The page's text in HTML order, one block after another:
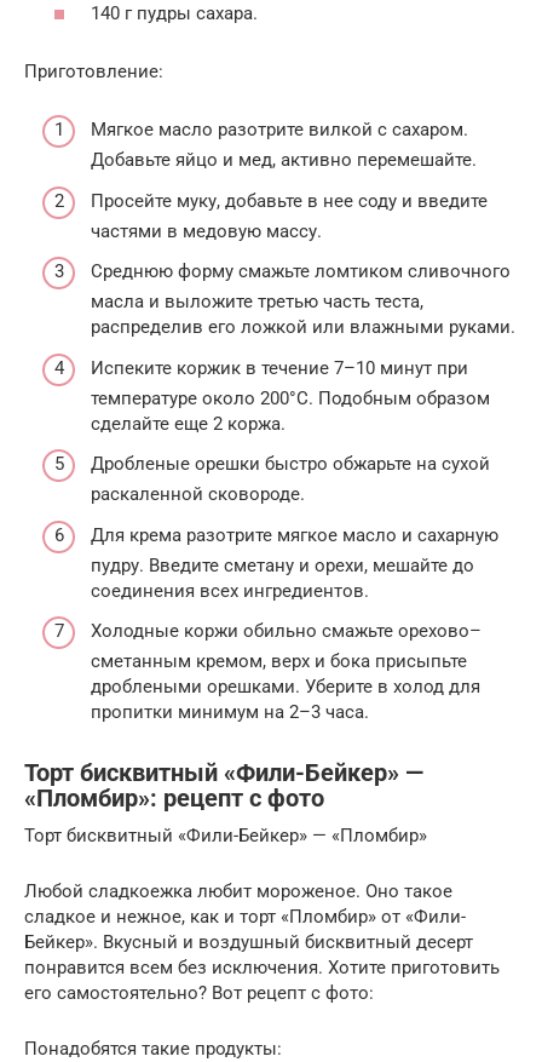
140 г пудры сахара.
Приготовление:
Мягкое масло разотрите вилкой с сахаром.
Добавьте яйцо и мед, активно перемешайте.
Просейте муку, добавьте в нее соду и введите
частями в медовую массу.
Среднюю форму смажьте ломтиком сливочного
масла и выложите третью часть теста,
распределив его ложкой или влажными руками.
Испеките коржик в течение 7–10 минут при
температуре около 200°С. Подобным образом
сделайте еще 2 коржа.
Дробленые орешки быстро обжарьте на сухой
раскаленной сковороде.
Для крема разотрите мягкое масло и сахарную
пудру. Введите сметану и орехи, мешайте до
соединения всех ингредиентов.
Холодные коржи обильно смажьте орехово–
сметанным кремом, верх и бока присыпьте
дроблеными орешками. Уберите в холод для
пропитки минимум на 2–3 часа.
Торт бисквитный «Фили-Бейкер» —
«Пломбир»: рецепт с фото
Торт бисквитный «Фили-Бейкер» — «Пломбир»
Любой сладкоежка любит мороженое. Оно такое
сладкое и нежное, как и торт «Пломбир» от «Фили-
Бейкер». Вкусный и воздушный бисквитный десерт
понравится всем без исключения. Хотите приготовить
его самостоятельно? Вот рецепт с фото:
Понадобятся такие продукты: